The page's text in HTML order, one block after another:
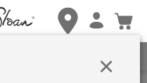
tutaj
aby uzyskać więcej
×